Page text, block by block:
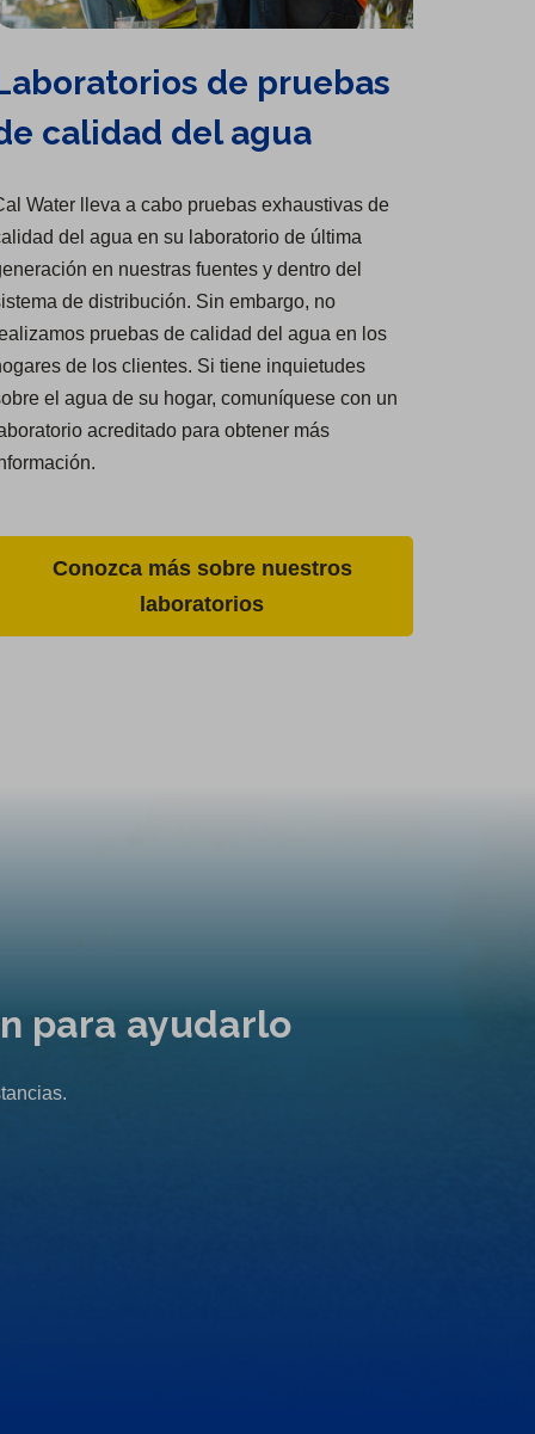
de pruebas
calidad del agua
Water lleva a cabo pruebas exhaustivas de
del agua en su laboratorio de última
en nuestras fuentes y dentro del
de distribución. Sin embargo, no
pruebas de calidad del agua en los
de los clientes. Si tiene inquietudes
el agua de su hogar, comuníquese con un
acreditado para obtener más
Conozca más sobre nuestros
laboratorios
para ayudarlo